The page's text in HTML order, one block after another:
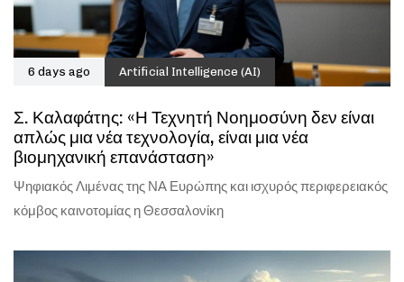
6 days ago Artificial Intelligence (AI)
Σ. Καλαφάτης: «Η Τεχνητή Νοημοσύνη δεν είναι
απλώς μια νέα τεχνολογία, είναι μια νέα
βιομηχανική επανάσταση»
Ψηφιακός Λιμένας της ΝΑ Ευρώπης και ισχυρός περιφερειακός
κόμβος καινοτομίας η Θεσσαλονίκη